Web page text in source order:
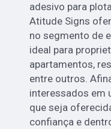
adesivo para
Atitude Signs
no segmento de
ideal para
apartamentos,
entre outros.
interessados em
que seja
confiança e